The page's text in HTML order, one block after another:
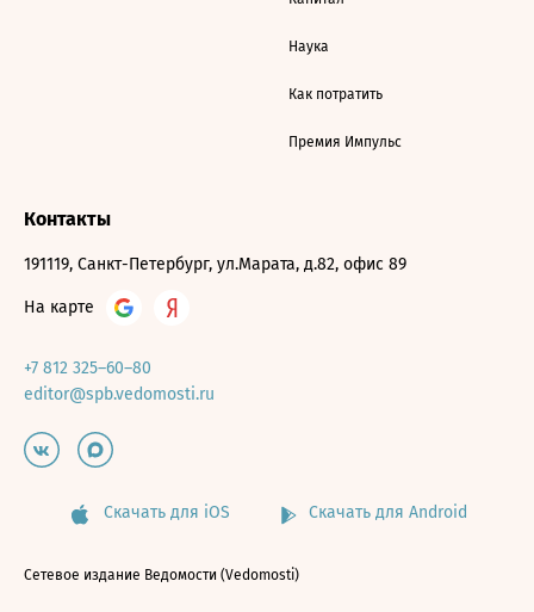
Наука
Как потратить
Премия Импульс
Контакты
191119, Санкт-Петербург, ул.Марата, д.82, офис 89
На карте
+7 812 325–60–80
editor@spb.vedomosti.ru
Скачать для iOS Скачать для Android
Сетевое издание Ведомости (Vedomosti)